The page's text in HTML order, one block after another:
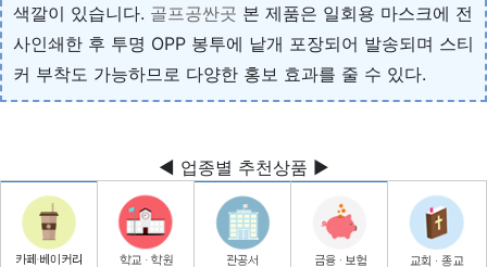
색깔이 있습니다. 골프공싼곳 본 제품은 일회용 마스크에 전
사인쇄한 후 투명 OPP 봉투에 낱개 포장되어 발송되며 스티
커 부착도 가능하므로 다양한 홍보 효과를 줄 수 있다.
◀ 업종별 추천상품 ▶